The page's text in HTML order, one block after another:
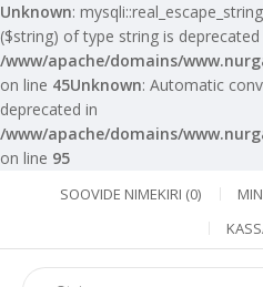
Unknown:
($string) of type string is deprecated
/www/apache/domains/
on line 45Unknown: Automatic
deprecated in
/www/apache/domains/
on line 95
SOOVIDE NIMEKIRI (0)